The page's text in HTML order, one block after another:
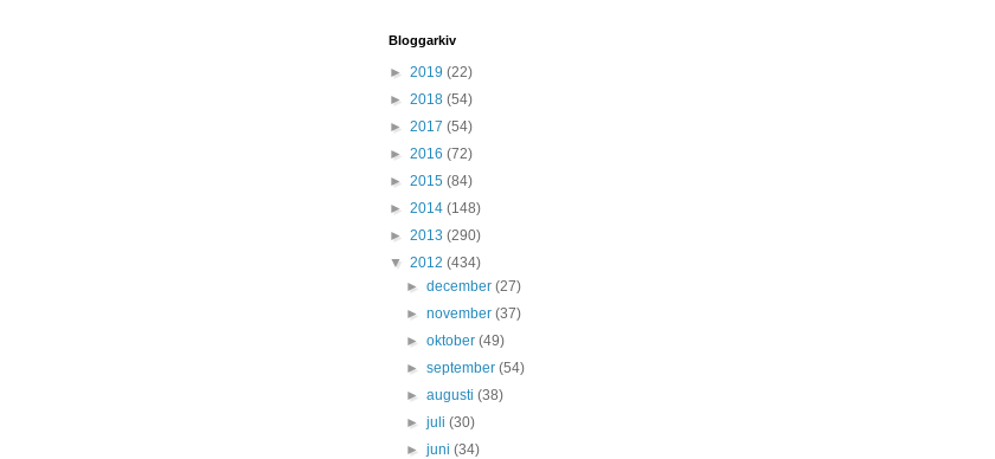
Bloggarkiv
► 2019 (22)
► 2018 (54)
► 2017 (54)
► 2016 (72)
► 2015 (84)
► 2014 (148)
► 2013 (290)
▼ 2012 (434)
►december(27)
►november(37)
►oktober(49)
►september(54)
►augusti(38)
►juli(30)
►juni(34)